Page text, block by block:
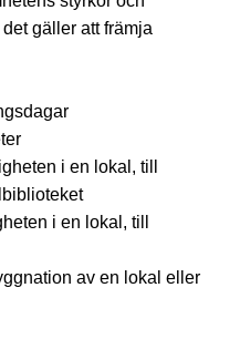
gäller att främja
i en lokal, till
i en lokal, till
av en lokal eller